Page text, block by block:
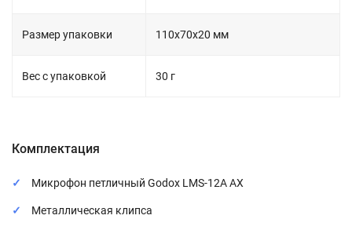
Размер упаковки 110х70х20 мм
Вес с упаковкой 30 г
Комплектация
Микрофон петличный Godox LMS-12A AX
Металлическая клипса